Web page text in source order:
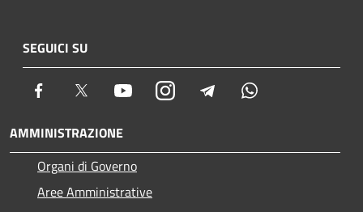
SEGUICI SU
Facebook Twitter YoutubeInstagram Telegram
AMMINISTRAZIONE
Organi di Governo
Aree Amministrative